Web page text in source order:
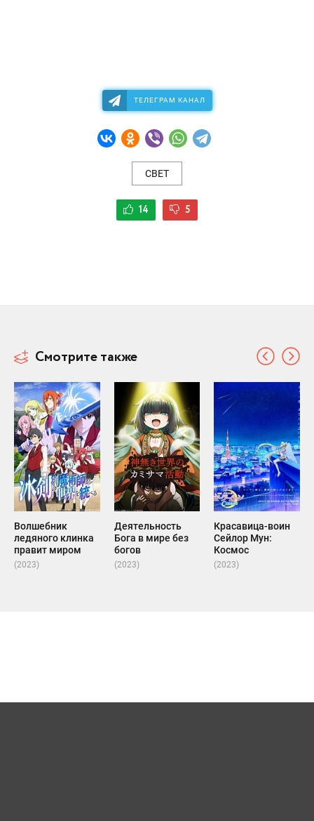
ТЕЛЕГРАМ КАНАЛ
СВЕТ
14 5
Смотрите также
Волшебник
ледяного клинка
правит миром
(2023)
Деятельность
Бога в мире без
богов
(2023)
Красавица-воин
Сейлор Мун:
Космос
(2023)